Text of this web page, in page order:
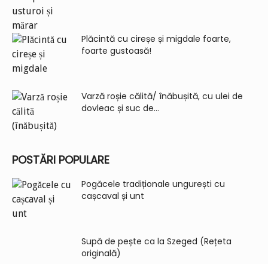
Plăcintă cu cireșe și migdale foarte,
foarte gustoasă!
Varză roșie călită/ înăbușită, cu ulei de
dovleac și suc de...
POSTĂRI POPULARE
Pogăcele tradiționale ungurești cu
cașcaval și unt
Supă de pește ca la Szeged (Rețeta
originală)